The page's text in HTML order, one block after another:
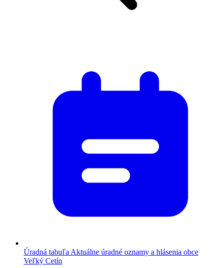
Úradná tabuľa Aktuálne úradné oznamy a hlásenia obce
Veľký Cetín